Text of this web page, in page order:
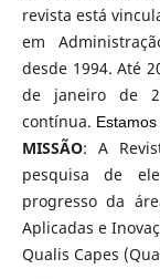
revista está
em
desde 1994. Até
de janeiro de
contínua.
MISSÃO: A
pesquisa de
progresso da
Aplicadas e
Qualis Capes